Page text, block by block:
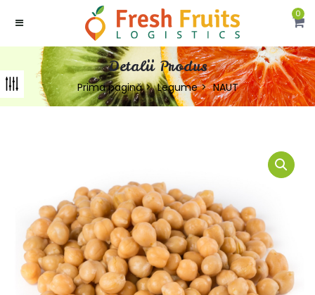
0
Detalii Produs
Prima pagină Legume NAUT